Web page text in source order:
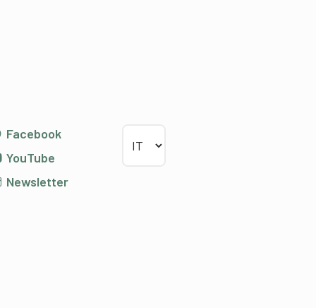
Facebook
YouTube
Newsletter